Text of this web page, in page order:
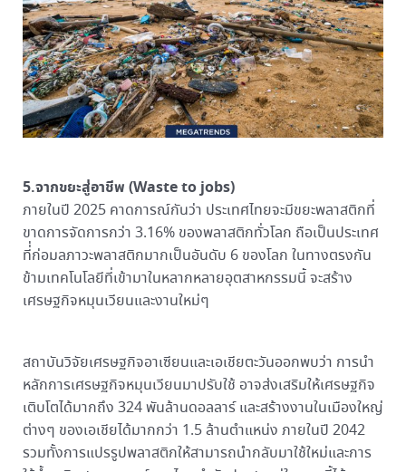
5.จากขยะสู่อาชีพ (Waste to jobs)
ภายในปี 2025 คาดการณ์กันว่า ประเทศไทยจะมีขยะพลาสติกที่
ขาดการจัดการกว่า 3.16% ของพลาสติกทั่วโลก ถือเป็นประเทศ
ที่่ก่อมลภาวะพลาสติกมากเป็นอันดับ 6 ของโลก ในทางตรงกัน
ข้ามเทคโนโลยีที่เข้ามาในหลากหลายอุตสาหกรรมนี้ จะสร้าง
เศรษฐกิจหมุนเวียนและงานใหม่ๆ
สถาบันวิจัยเศรษฐกิจอาเซียนและเอเชียตะวันออกพบว่า การนำ
หลักการเศรษฐกิจหมุนเวียนมาปรับใช้ อาจส่งเสริมให้เศรษฐกิจ
เติบโตได้มากถึง 324 พันล้านดอลลาร์ และสร้างงานในเมืองใหญ่
ต่างๆ ของเอเชียได้มากกว่า 1.5 ล้านตำแหน่ง ภายในปี 2042
รวมทั้งการแปรรูปพลาสติกให้สามารถนำกลับมาใช้ใหม่และการ